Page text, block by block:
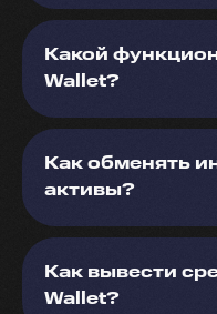
Какой
Wallet?
Как обменять
активы?
Как вывести
Wallet?